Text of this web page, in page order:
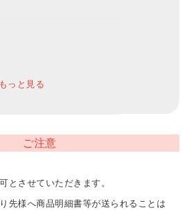
ォッシュタオル（約335×310mm）
ご注意
とさせていただきます。
先様へ商品明細書等が送られることは